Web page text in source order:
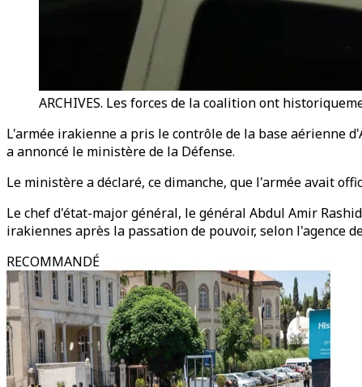
ARCHIVES. Les forces de la coalition ont
L'armée irakienne a pris le contrôle de la base aérienne
a annoncé le ministère de la Défense.
Le ministère a déclaré, ce dimanche, que l'armée avait
Le chef d'état-major général, le général Abdul Amir
irakiennes après la passation de pouvoir, selon l'agence
RECOMMANDÉ